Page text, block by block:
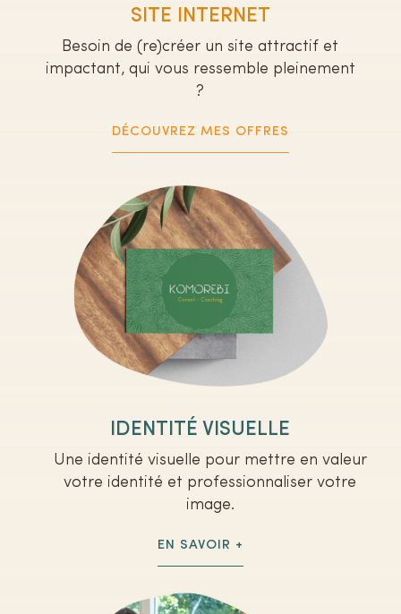
SITE INTERNET
Besoin de (re)créer un site attractif et
impactant, qui vous ressemble pleinement
?
DÉCOUVREZ MES OFFRES
IDENTITÉ VISUELLE
Une identité visuelle pour mettre en valeur
votre identité et professionnaliser votre
image.
EN SAVOIR +